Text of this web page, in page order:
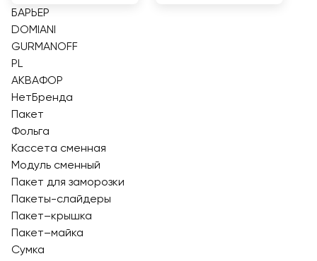
БАРЬЕР
DOMIANI
GURMANOFF
PL
АКВАФОР
НетБренда
Пакет
Фольга
Кассета сменная
Модуль сменный
Пакет для заморозки
Пакеты-слайдеры
Пакет–крышка
Пакет–майка
Сумка